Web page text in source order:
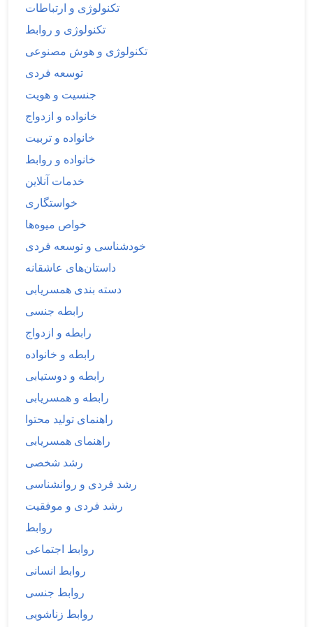
تکنولوژی و ارتباطات
تکنولوژی و روابط
تکنولوژی و هوش مصنوعی
توسعه فردی
جنسیت و هویت
خانواده و ازدواج
خانواده و تربیت
خانواده و روابط
خدمات آنلاین
خواستگاری
خواص میوه‌ها
خودشناسی و توسعه فردی
داستان‌های عاشقانه
دسته بندی همسریابی
رابطه جنسی
رابطه و ازدواج
رابطه و خانواده
رابطه و دوستیابی
رابطه و همسریابی
راهنمای تولید محتوا
راهنمای همسریابی
رشد شخصی
رشد فردی و روانشناسی
رشد فردی و موفقیت
روابط
روابط اجتماعی
روابط انسانی
روابط جنسی
روابط زناشویی